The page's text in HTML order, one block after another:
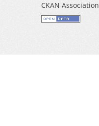
CKAN Association